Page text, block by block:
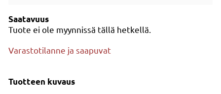
Saatavuus
Tuote ei ole myynnissä tällä hetkellä.
Varastotilanne ja saapuvat
Tuotteen kuvaus